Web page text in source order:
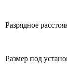
Разрядное
Размер под